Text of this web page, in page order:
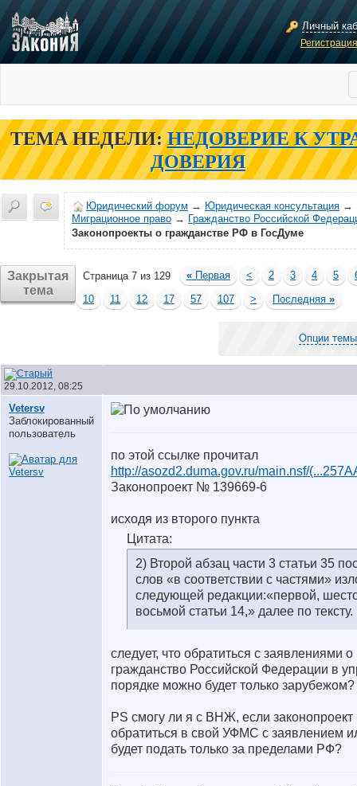
Личный
ТЕМА НЕДЕЛИ: НЕДОВЕРИЕ К
ДОВЕРИЯ
Юридический форум → Юридическая консультация →
Миграционное право → Гражданство Российской
Законопроекты о гражданстве РФ в ГосДуме
Закрытая
тема
Страница 7 из 129 « Первая < 2 3 4 5
10
11 12 17 57 107 > Последняя »
Опции темы
29.10.2012, 08:25
Vetersv
Заблокированный
пользователь
по этой ссылке прочитал
http://asozd2.duma.gov.ru/main.nsf/
Законопроект № 139669-6
исходя из второго пункта
Цитата:
2) Второй абзац части 3 статьи 35
слов «в соответствии с частями»
следующей редакции:«первой,
восьмой статьи 14,» далее по тексту.
следует, что обратиться с заявлениями
гражданство Российской Федерации в
порядке можно будет только зарубежом?
PS смогу ли я с ВНЖ, если законопроект
обратиться в свой УФМС с заявлением
будет подать только за пределами РФ?